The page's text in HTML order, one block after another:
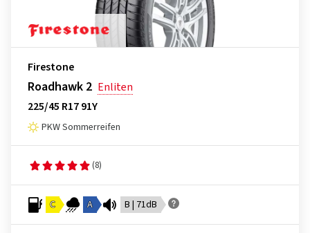
Firestone
Roadhawk 2 Enliten
225/45 R17 91Y
PKW Sommerreifen
(8)
C A B | 71dB